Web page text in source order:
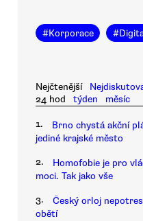
#Korporace #
Nejčtenější
24 hod
týden měsíc
1.
Brno chystá akční
jediné krajské město
2.
Homofobie je pro
moci. Tak jako vše
3.
Český orloj
obětí